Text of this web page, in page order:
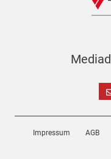
Impressum AGB